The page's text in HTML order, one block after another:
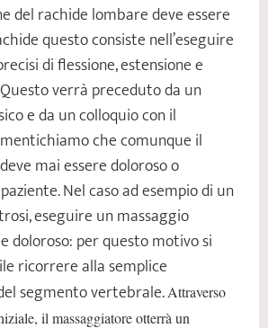
del rachide lombare deve essere
questo consiste nell’eseguire
di flessione, estensione e
verrà preceduto da un
e da un colloquio con il
che comunque il
mai essere doloroso o
Nel caso ad esempio di un
eseguire un massaggio
doloroso: per questo motivo si
ricorrere alla semplice
segmento vertebrale.Attraverso
il massaggiatore otterrà un